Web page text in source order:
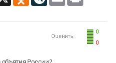
0
0
Оценить: